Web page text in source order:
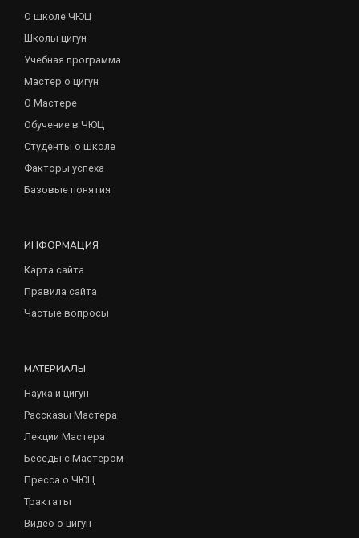
О школе ЧЮЦ
Школы цигун
Учебная программа
Мастер о цигун
О Мастере
Обучение в ЧЮЦ
Студенты о школе
Факторы успеха
Базовые понятия
ИНФОРМАЦИЯ
Карта сайта
Правила сайта
Частые вопросы
МАТЕРИАЛЫ
Наука и цигун
Рассказы Мастера
Лекции Мастера
Беседы с Мастером
Пресса о ЧЮЦ
Трактаты
Видео о цигун